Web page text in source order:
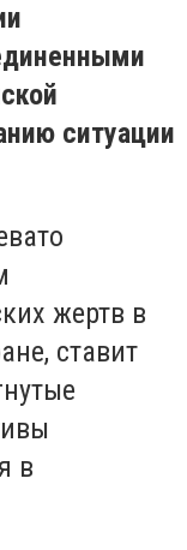
ситуации
жертв в
ставит
в